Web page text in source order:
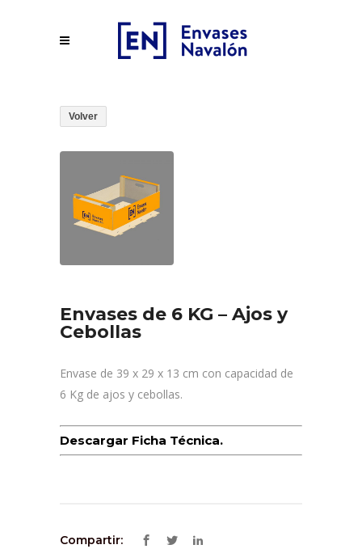
Volver
Envases de 6 KG – Ajos y
Cebollas
Envase de 39 x 29 x 13 cm con capacidad de
6 Kg de ajos y cebollas.
Descargar Ficha Técnica.
Compartir: